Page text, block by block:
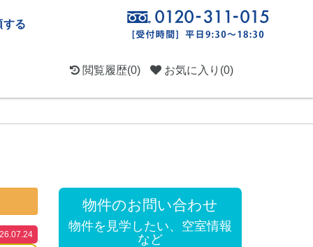
する
閲覧履歴(0) お気に入り (0)
物件のお問い合わせ
物件を見学したい、空室情報
など